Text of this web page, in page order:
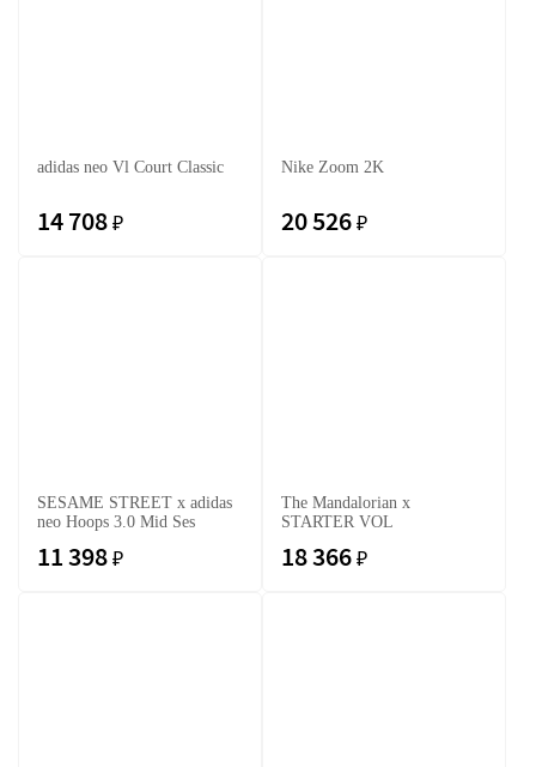
adidas neo Vl Court Classic
14 708 ₽
Nike Zoom 2K
20 526 ₽
SESAME STREET x adidas
neo Hoops 3.0 Mid Ses
11 398 ₽
The Mandalorian x
STARTER VOL
18 366 ₽